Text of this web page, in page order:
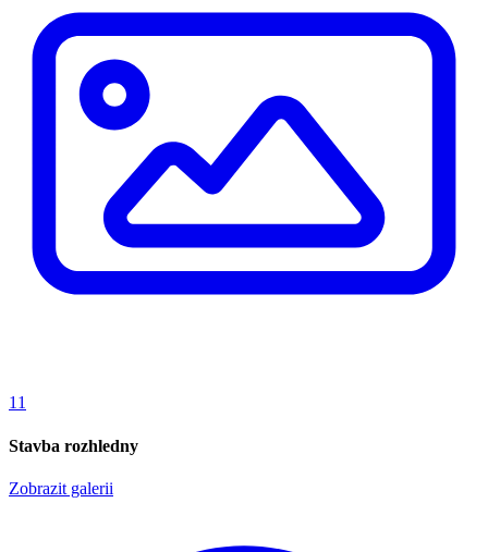
11
Stavba rozhledny
Zobrazit galerii